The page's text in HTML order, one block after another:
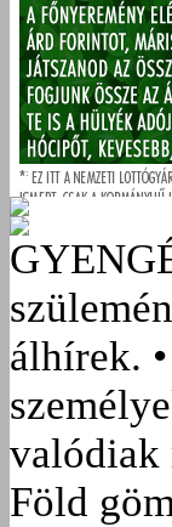
álhírek.
valódiak
Föld